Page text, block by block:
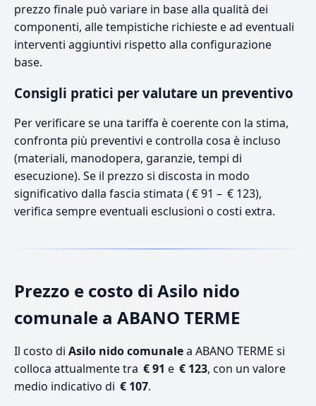
prezzo finale può variare in base alla qualità dei
componenti, alle tempistiche richieste e ad eventuali
interventi aggiuntivi rispetto alla configurazione
base.
Consigli pratici per valutare un preventivo
Per verificare se una tariffa è coerente con la stima,
confronta più preventivi e controlla cosa è incluso
(materiali, manodopera, garanzie, tempi di
esecuzione). Se il prezzo si discosta in modo
significativo dalla fascia stimata ( € 91 – € 123),
verifica sempre eventuali esclusioni o costi extra.
Prezzo e costo di Asilo nido
comunale a ABANO TERME
Il costo di Asilo nido comunalea ABANO TERME si
colloca attualmente tra € 91 e € 123, con un valore
medio indicativo di € 107.